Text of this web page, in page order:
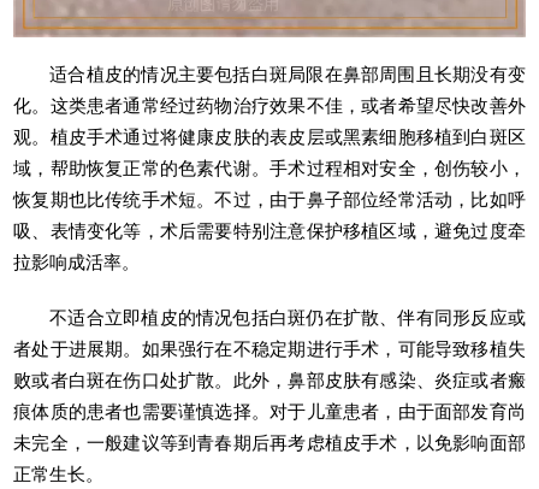
适合植皮的情况主要包括白斑局限在鼻部周围且长期没有变
化。这类患者通常经过药物治疗效果不佳，或者希望尽快改善外
观。植皮手术通过将健康皮肤的表皮层或黑素细胞移植到白斑区
域，帮助恢复正常的色素代谢。手术过程相对安全，创伤较小，
恢复期也比传统手术短。不过，由于鼻子部位经常活动，比如呼
吸、表情变化等，术后需要特别注意保护移植区域，避免过度牵
拉影响成活率。
不适合立即植皮的情况包括白斑仍在扩散、伴有同形反应或
者处于进展期。如果强行在不稳定期进行手术，可能导致移植失
败或者白斑在伤口处扩散。此外，鼻部皮肤有感染、炎症或者瘢
痕体质的患者也需要谨慎选择。对于儿童患者，由于面部发育尚
未完全，一般建议等到青春期后再考虑植皮手术，以免影响面部
正常生长。